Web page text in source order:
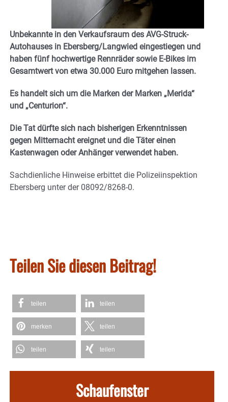
Unbekannte in den Verkaufsraum des AVG-Struck-
Autohauses in Ebersberg/Langwied eingestiegen und
haben fünf hochwertige Rennräder sowie E-Bikes im
Gesamtwert von etwa 30.000 Euro mitgehen lassen.
Es handelt sich um die Marken der Marken „Merida“
und „Centurion“.
Die Tat dürfte sich nach bisherigen Erkenntnissen
gegen Mitternacht ereignet und die Täter einen
Kastenwagen oder Anhänger verwendet haben.
Sachdienliche Hinweise erbittet die Polizeiinspektion
Ebersberg unter der 08092/8268-0.
Teilen Sie diesen Beitrag!
teilen teilen
merken teilen
teilen teilen
Schaufenster